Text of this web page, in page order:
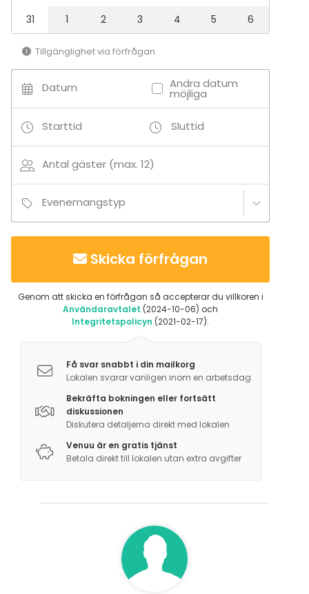
31
1 2 3 4 5 6
Tillgänglighet via förfrågan
Datum Andra datum
möjliga
Starttid Sluttid
Antal gäster (max. 12)
Evenemangstyp
Skicka förfrågan
Genom att skicka en förfrågan så accepterar du villkoren i
Användaravtalet (2024-10-06) och
Integritetspolicyn (2021-02-17).
Få svar snabbt i din mailkorg
Lokalen svarar vanligen inom en arbetsdag
Bekräfta bokningen eller fortsätt
diskussionen
Diskutera detaljerna direkt med lokalen
Venuu är en gratis tjänst
Betala direkt till lokalen utan extra avgifter